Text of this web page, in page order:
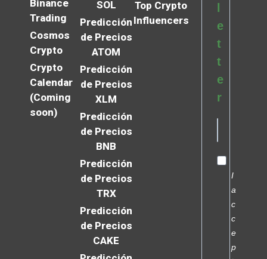
Binance
Trading
Cosmos
Crypto
Crypto
Calendar
(Coming
soon)
SOL
Predicción
de Precios
ATOM
Predicción
de Precios
XLM
Predicción
de Precios
BNB
Predicción
de Precios
TRX
Predicción
de Precios
CAKE
Top Crypto
Influencers
e
t
t
e
r
I
a
c
c
e
p